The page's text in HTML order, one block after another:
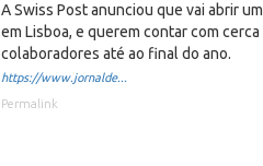
A Swiss Post anunciou que vai abrir
em Lisboa, e querem contar com cerca
colaboradores até ao final do ano.
https://www.jornalde...
Permalink